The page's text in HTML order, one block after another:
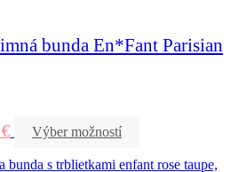
bunda En*Fant Parisian
€
Výber možností